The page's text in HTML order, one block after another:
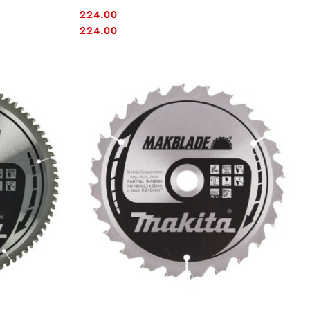
Cena:
224.00
Cena:
224.00